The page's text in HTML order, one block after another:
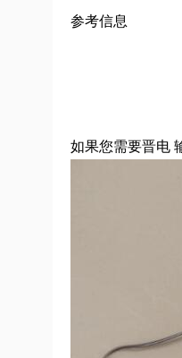
参考信息
如果您需要晋电